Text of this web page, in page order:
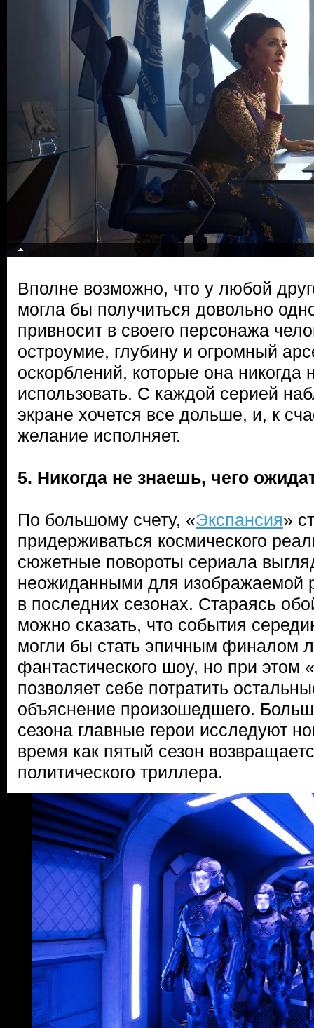
Вполне возможно, что у любой
могла бы получиться довольно
привносит в своего персонажа
остроумие, глубину и огромный
оскорблений, которые она никогда
использовать. С каждой серией
экране хочется все дольше, и, к
желание исполняет.
5. Никогда не знаешь, чего
По большому счету, «Экспансия»
придерживаться космического
сюжетные повороты сериала
неожиданными для изображаемой
в последних сезонах. Стараясь
можно сказать, что события
могли бы стать эпичным финалом
фантастического шоу, но при этом «
позволяет себе потратить
объяснение произошедшего.
сезона главные герои исследуют
время как пятый сезон
политического триллера.